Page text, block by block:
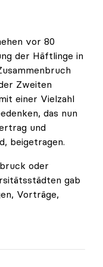
vor 80
der Häftlinge in
Zweiten
einer Vielzahl
das nun
und
beigetragen.
oder
gab
Vorträge,
Gedenkjahr: